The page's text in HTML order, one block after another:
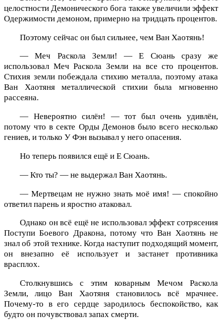
целостности Демонического бога также увеличили эффект
Одержимости демоном, примерно на тридцать процентов.
Поэтому сейчас он был сильнее, чем Ван Хаотянь!
— Меч Раскола Земли! — Е Сюань сразу же
использовал Меч Раскола Земли на все сто процентов.
Стихия земли побеждала стихию металла, поэтому атака
Ван Хаотяня металлической стихии была мгновенно
рассеяна.
— Невероятно силён! — тот был очень удивлён,
потому что в секте Орды Демонов было всего несколько
гениев, и только У Фэн вызывал у него опасения.
Но теперь появился ещё и Е Сюань.
— Кто ты? — не выдержал Ван Хаотянь.
— Мертвецам не нужно знать моё имя! — спокойно
ответил парень и яростно атаковал.
Однако он всё ещё не использовал эффект сотрясения
Поступи Боевого Дракона, потому что Ван Хаотянь не
знал об этой технике. Когда наступит подходящий момент,
он внезапно её использует и застанет противника
врасплох.
Столкнувшись с этим коварным Мечом Раскола
Земли, лицо Ван Хаотяня становилось всё мрачнее.
Почему-то в его сердце зародилось беспокойство, как
будто он почувствовал запах смерти.